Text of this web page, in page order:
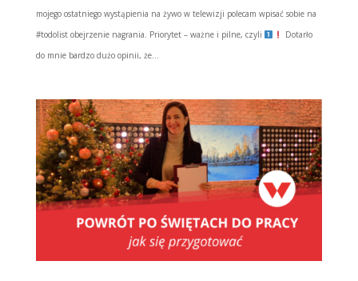
mojego ostatniego wystąpienia na żywo w telewizji polecam wpisać sobie na
#todolist obejrzenie nagrania. Priorytet – ważne i pilne, czyli
Dotarło
do mnie bardzo dużo opinii, że...